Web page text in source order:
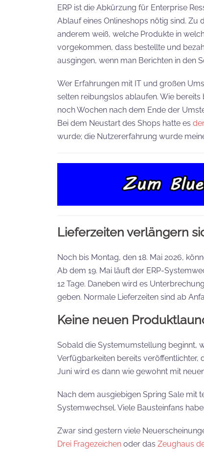
ERP ist die Abkürzung für Enterprise
Ablauf eines Onlineshops nötig sind.
anderem weiß, welche Produkte in
vorgekommen, dass bestellte und
ausgingen, wenn man Berichten in den
Wer Erfahrungen mit IT und großen
selten reibungslos ablaufen. Wie
noch Wochen nach dem Ende der
Bei dem Neustart des Shops hatte es
wurde; die Nutzererfahrung wurde
Lieferzeiten verlängern
Noch bis Montag, den 18. Mai 2026,
Ab dem 19. Mai läuft der ERP-
12 Tage. Daneben wird es
geben. Normale Lieferzeiten sind ab
Keine neuen
Sobald die Systemumstellung beginnt,
Verfügbarkeiten bereits veröffentlichter,
Juni wird es dann wie gewohnt mit
Nach dem ausgiebigen Spring Sale mit
Systemwechsel. Viele Bausteinfans
Zwar sind gestern viele
Drei Fragezeichen oder das Zeughaus